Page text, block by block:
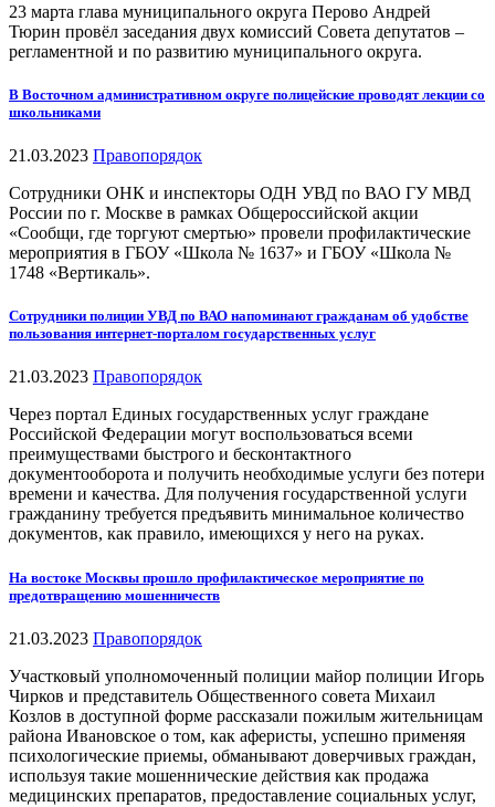
23 марта глава муниципального округа Перово Андрей
Тюрин провёл заседания двух комиссий Совета депутатов –
регламентной и по развитию муниципального округа.
В Восточном административном округе полицейские проводят лекции со
школьниками
21.03.2023 Правопорядок
Сотрудники ОНК и инспекторы ОДН УВД по ВАО ГУ МВД
России по г. Москве в рамках Общероссийской акции
«Сообщи, где торгуют смертью» провели профилактические
мероприятия в ГБОУ «Школа № 1637» и ГБОУ «Школа №
1748 «Вертикаль».
Сотрудники полиции УВД по ВАО напоминают гражданам об удобстве
пользования интернет-порталом государственных услуг
21.03.2023 Правопорядок
Через портал Единых государственных услуг граждане
Российской Федерации могут воспользоваться всеми
преимуществами быстрого и бесконтактного
документооборота и получить необходимые услуги без потери
времени и качества. Для получения государственной услуги
гражданину требуется предъявить минимальное количество
документов, как правило, имеющихся у него на руках.
На востоке Москвы прошло профилактическое мероприятие по
предотвращению мошенничеств
21.03.2023 Правопорядок
Участковый уполномоченный полиции майор полиции Игорь
Чирков и представитель Общественного совета Михаил
Козлов в доступной форме рассказали пожилым жительницам
района Ивановское о том, как аферисты, успешно применяя
психологические приемы, обманывают доверчивых граждан,
используя такие мошеннические действия как продажа
медицинских препаратов, предоставление социальных услуг,